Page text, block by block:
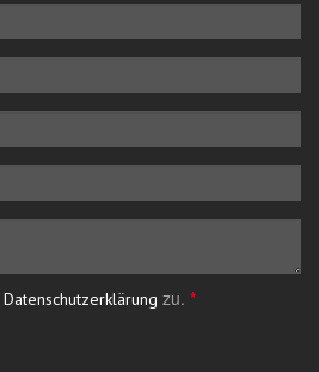
Datenschutzerklärung zu. *